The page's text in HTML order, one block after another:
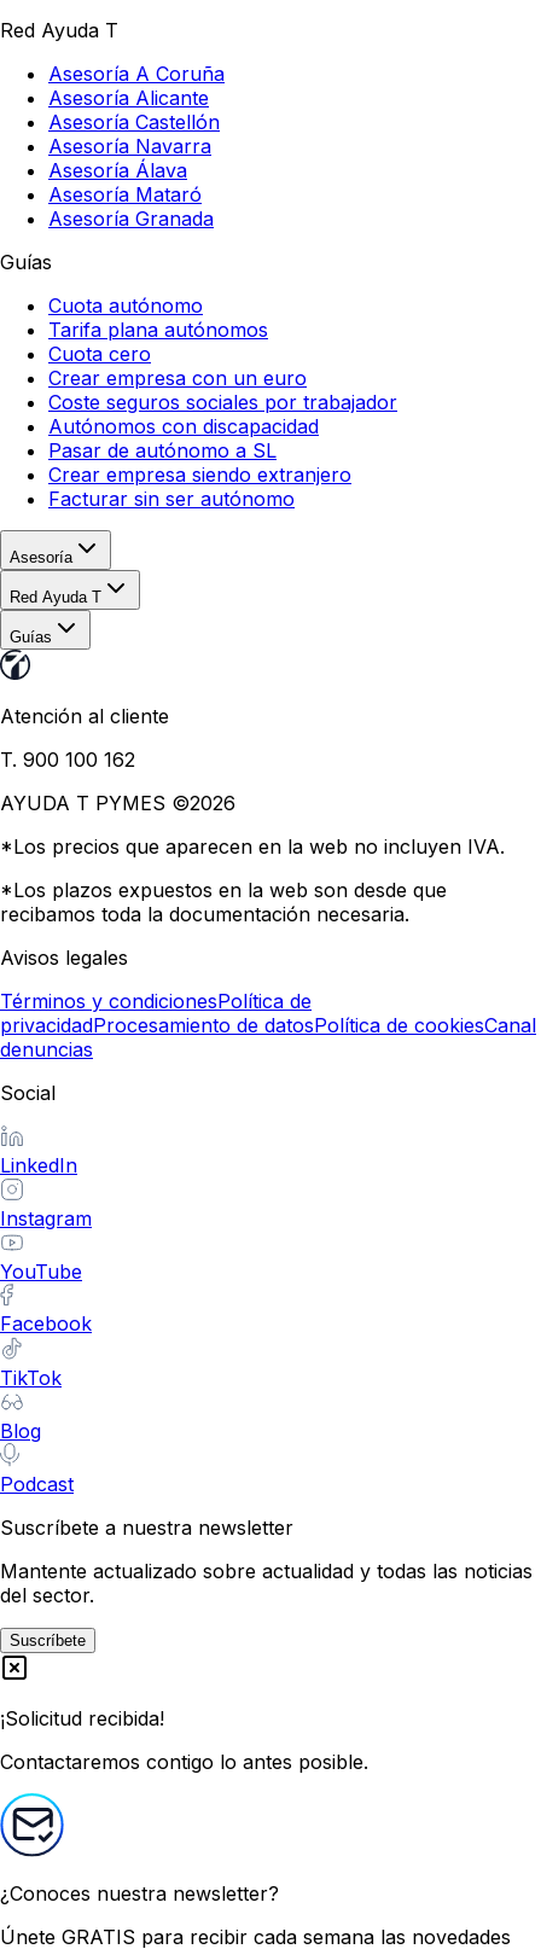
Red Ayuda T
Asesoría A Coruña
Asesoría Alicante
Asesoría Castellón
Asesoría Navarra
Asesoría Álava
Asesoría Mataró
Asesoría Granada
Guías
Cuota autónomo
Tarifa plana autónomos
Cuota cero
Crear empresa con un euro
Coste seguros sociales por trabajador
Autónomos con discapacidad
Pasar de autónomo a SL
Crear empresa siendo extranjero
Facturar sin ser autónomo
Asesoría
Red Ayuda T
Guías
Atención al cliente
T. 900 100 162
AYUDA T PYMES ©2026
*Los precios que aparecen en la web no incluyen IVA.
*Los plazos expuestos en la web son desde que
recibamos toda la documentación necesaria.
Avisos legales
Términos y condicionesPolítica de
privacidadProcesamiento de datosPolítica de cookiesCanal
denuncias
Social
LinkedIn
Instagram
YouTube
Facebook
TikTok
Blog
Podcast
Suscríbete a nuestra newsletter
Mantente actualizado sobre actualidad y todas las noticias
del sector.
Suscríbete
¡Solicitud recibida!
Contactaremos contigo lo antes posible.
¿Conoces nuestra newsletter?
Únete GRATIS para recibir cada semana las novedades